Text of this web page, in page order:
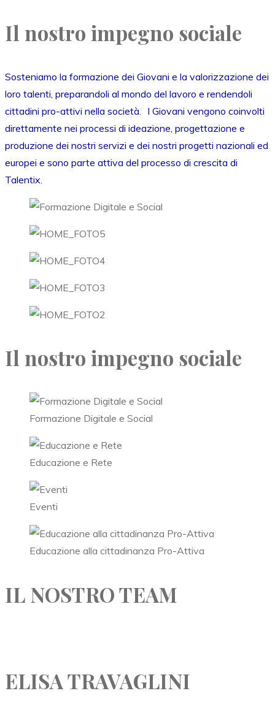
Il nostro impegno sociale
Sosteniamo la formazione dei Giovani e la valorizzazione dei
loro talenti, preparandoli al mondo del lavoro e rendendoli
cittadini pro-attivi nella società. I Giovani vengono coinvolti
direttamente nei processi di ideazione, progettazione e
produzione dei nostri servizi e dei nostri progetti nazionali ed
europei e sono parte attiva del processo di crescita di
Talentix.
Il nostro impegno sociale
Formazione Digitale e Social
Educazione e Rete
Eventi
Educazione alla cittadinanza Pro-Attiva
IL NOSTRO TEAM
ELISA TRAVAGLINI